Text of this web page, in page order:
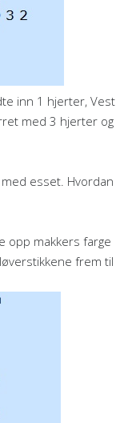
inn 1 hjerter, Vest
med 3 hjerter og
esset. Hvordan
opp makkers farge
frem til